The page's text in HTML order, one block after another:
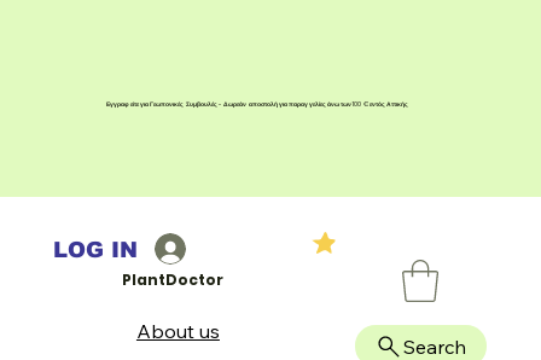
Εγγραφείτε για Γεωπονικές Συμβουλές - Δωρεάν αποστολή για παραγγελίες άνω των 100 € εντός Αττικής
PlantDoctor
Search
LOG IN
About us